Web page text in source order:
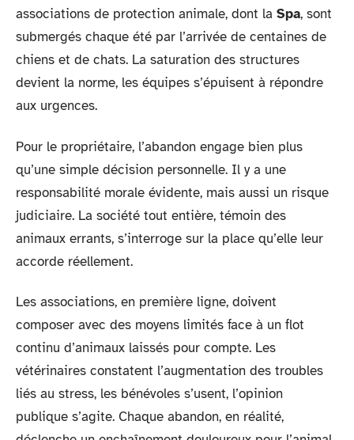
associations de protection animale, dont la Spa, sont
submergés chaque été par l’arrivée de centaines de
chiens et de chats. La saturation des structures
devient la norme, les équipes s’épuisent à répondre
aux urgences.
Pour le propriétaire, l’abandon engage bien plus
qu’une simple décision personnelle. Il y a une
responsabilité morale évidente, mais aussi un risque
judiciaire. La société tout entière, témoin des
animaux errants, s’interroge sur la place qu’elle leur
accorde réellement.
Les associations, en première ligne, doivent
composer avec des moyens limités face à un flot
continu d’animaux laissés pour compte. Les
vétérinaires constatent l’augmentation des troubles
liés au stress, les bénévoles s’usent, l’opinion
publique s’agite. Chaque abandon, en réalité,